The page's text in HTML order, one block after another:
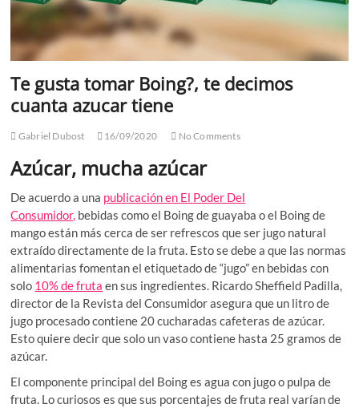
Te gusta tomar Boing?, te decimos
cuanta azucar tiene
Gabriel Dubost 16/09/2020 No Comments
Azúcar, mucha azúcar
De acuerdo a una publicación en El Poder Del
Consumidor, bebidas como el Boing de guayaba o el Boing de
mango están más cerca de ser refrescos que ser jugo natural
extraído directamente de la fruta. Esto se debe a que las normas
alimentarias fomentan el etiquetado de “jugo” en bebidas con
solo 10% de fruta en sus ingredientes. Ricardo Sheffield Padilla,
director de la Revista del Consumidor asegura que un litro de
jugo procesado contiene 20 cucharadas cafeteras de azúcar.
Esto quiere decir que solo un vaso contiene hasta 25 gramos de
azúcar.
El componente principal del Boing es agua con jugo o pulpa de
fruta. Lo curiosos es que sus porcentajes de fruta real varían de